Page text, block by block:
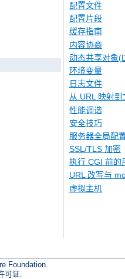
配置文件
配置片段
缓存指南
内容协商
动态共享对象
环境变量
日志文件
从 URL 映射
性能调谐
安全技巧
服务器全局配
SSL/TLS 加密
执行 CGI 前的
URL 改写与
虚拟主机
Foundation.
可证.